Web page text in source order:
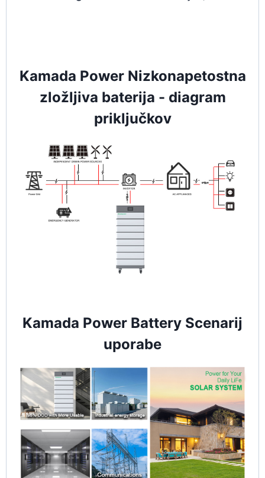
Kamada Power Nizkonapetostna
zložljiva baterija - diagram
priključkov
Kamada Power Battery Scenarij
uporabe